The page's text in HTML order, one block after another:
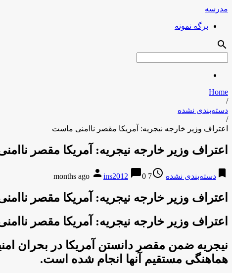
مدرسه
برگه نمونه
search
Home
/
دسته‌بندی نشده
/
اعتراف وزیر خارجه نیجریه: آمریکا مقصر ناامنی ماست
اعتراف وزیر خارجه نیجریه: آمریکا مقصر
bookmark دسته‌بندی نشده access_time
7 months ago
person ins2012 chat_bubble0
اعتراف وزیر خارجه نیجریه: آمریکا مقصر
اعتراف وزیر خارجه نیجریه: آمریکا مقصر
نیجریه ضمن مقصر دانستن آمریکا در بحران
هماهنگی مستقیم آنها انجام شده است.